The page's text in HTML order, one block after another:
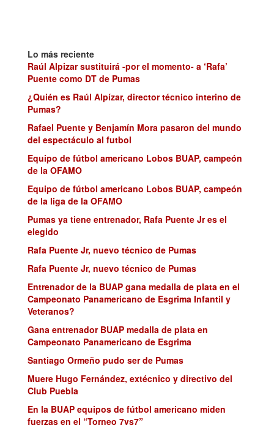
Lo más reciente
Raúl Alpizar sustituirá -por el momento- a ‘Rafa’
Puente como DT de Pumas
¿Quién es Raúl Alpízar, director técnico interino de
Pumas?
Rafael Puente y Benjamín Mora pasaron del mundo
del espectáculo al futbol
Equipo de fútbol americano Lobos BUAP, campeón
de la OFAMO
Equipo de fútbol americano Lobos BUAP, campeón
de la liga de la OFAMO
Pumas ya tiene entrenador, Rafa Puente Jr es el
elegido
Rafa Puente Jr, nuevo técnico de Pumas
Rafa Puente Jr, nuevo técnico de Pumas
Entrenador de la BUAP gana medalla de plata en el
Campeonato Panamericano de Esgrima Infantil y
Veteranos?
Gana entrenador BUAP medalla de plata en
Campeonato Panamericano de Esgrima
Santiago Ormeño pudo ser de Pumas
Muere Hugo Fernández, extécnico y directivo del
Club Puebla
En la BUAP equipos de fútbol americano miden
fuerzas en el “Torneo 7vs7”